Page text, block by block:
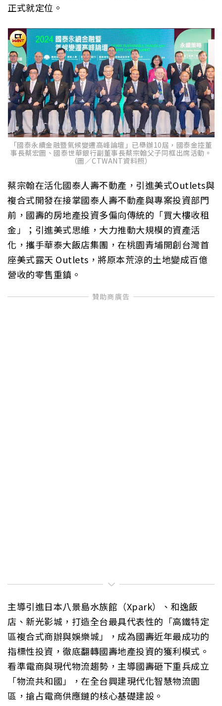
正式就定位。
「國泰永續金融暨氣候變遷高峰論壇」已舉辦10屆，國泰金控董
事長蔡宏圖、國泰世華銀行副董事長蔡宗翰父子同框出席活動。
（圖／CTWANT資料照）
蔡宗翰在活化國泰人壽不動產，引進美式Outlets與
複合式開發在接掌國泰人壽不動產與專案投資部門
前，國壽的房地產投資多偏向傳統的「買大樓收租
金」；引進美式思維，大力推動大規模的資產活
化，攜手華泰大飯店集團，在桃園青埔開創台灣首
座美式露天 Outlets，將原本荒涼的土地變成百億
營收的零售重鎮。
主導引進日本八景島水族館（Xpark）、和逸飯
店、新光影城，打造全台最具代表性的「高鐵特定
區複合式商辦與娛樂城」，成為國壽近年最成功的
指標性投資，徹底翻轉國壽地產投資的獲利模式。
看準電商與現代物流趨勢，主導國壽砸下重兵成立
「物流共和國」，在全台興建現代化智慧物流園
區，搶占電商供應鏈的核心基礎建設。